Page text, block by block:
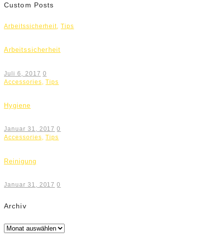
Custom Posts
Arbeitssicherheit,Tips
Arbeitssicherheit
Juli 6, 2017 0
Accessories ,Tips
Hygiene
Januar 31, 2017 0
Accessories,Tips
Reinigung
Januar 31, 2017 0
Archiv
Archiv